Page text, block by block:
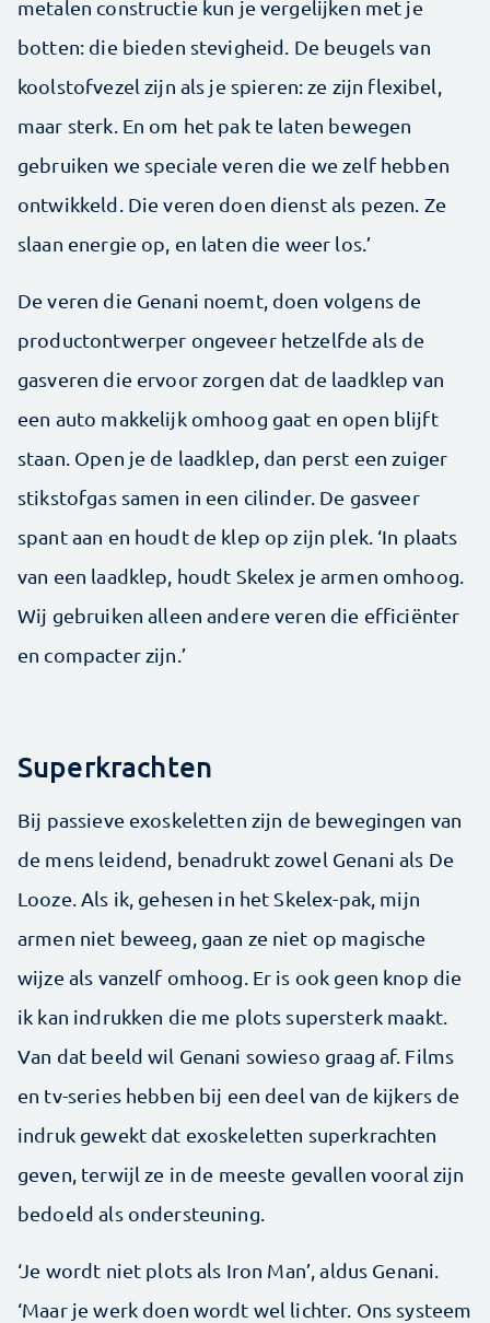
metalen constructie kun je vergelijken met je
botten: die bieden stevigheid. De beugels van
koolstofvezel zijn als je spieren: ze zijn flexibel,
maar sterk. En om het pak te laten bewegen
gebruiken we speciale veren die we zelf hebben
ontwikkeld. Die veren doen dienst als pezen. Ze
slaan energie op, en laten die weer los.’
De veren die Genani noemt, doen volgens de
productontwerper ongeveer hetzelfde als de
gasveren die ervoor zorgen dat de laadklep van
een auto makkelijk omhoog gaat en open blijft
staan. Open je de laadklep, dan perst een zuiger
stikstofgas samen in een cilinder. De gasveer
spant aan en houdt de klep op zijn plek. ‘In plaats
van een laadklep, houdt Skelex je armen omhoog.
Wij gebruiken alleen andere veren die efficiënter
en compacter zijn.’
Superkrachten
Bij passieve exoskeletten zijn de bewegingen van
de mens leidend, benadrukt zowel Genani als De
Looze. Als ik, gehesen in het Skelex-pak, mijn
armen niet beweeg, gaan ze niet op magische
wijze als vanzelf omhoog. Er is ook geen knop die
ik kan indrukken die me plots supersterk maakt.
Van dat beeld wil Genani sowieso graag af. Films
en tv-series hebben bij een deel van de kijkers de
indruk gewekt dat exoskeletten superkrachten
geven, terwijl ze in de meeste gevallen vooral zijn
bedoeld als ondersteuning.
‘Je wordt niet plots als Iron Man’, aldus Genani.
‘Maar je werk doen wordt wel lichter. Ons systeem